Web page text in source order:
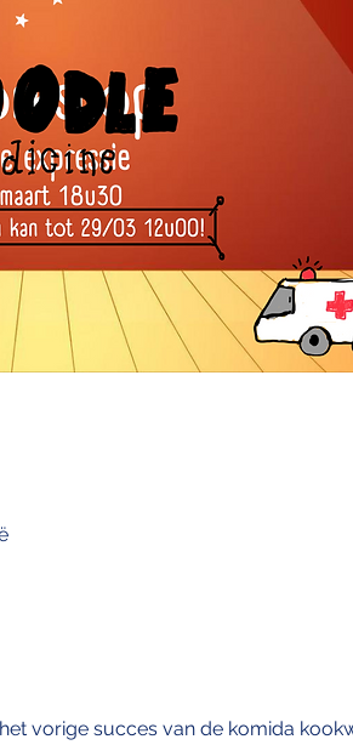
vorige succes van de komida